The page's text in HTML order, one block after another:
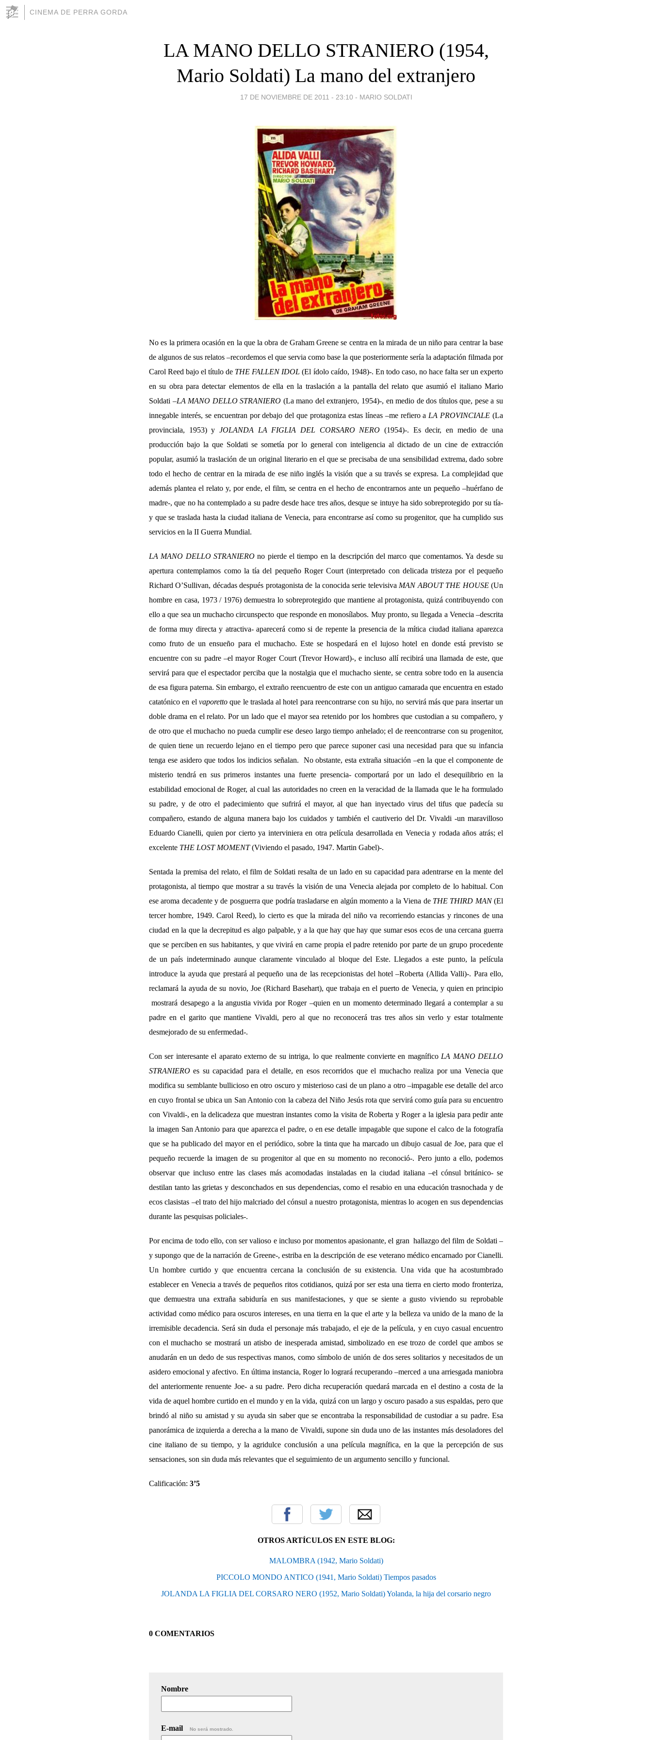
CINEMA DE PERRA GORDA
LA MANO DELLO STRANIERO (1954,
Mario Soldati) La mano del extranjero
17 DE NOVIEMBRE DE 2011 - 23:10 - MARIO SOLDATI
No es la primera ocasión en la que la obra de Graham Greene se centra en la mirada de un niño para centrar la base
de algunos de sus relatos –recordemos el que servia como base la que posteriormente sería la adaptación filmada por
Carol Reed bajo el título de THE FALLEN IDOL(El ídolo caído, 1948)-. En todo caso, no hace falta ser un experto
en su obra para detectar elementos de ella en la traslación a la pantalla del relato que asumió el italiano Mario
Soldati –LA MANO DELLO STRANIERO (La mano del extranjero, 1954)-, en medio de dos títulos que, pese a su
innegable interés, se encuentran por debajo del que protagoniza estas líneas –me refiero a LA PROVINCIALE (La
provinciala, 1953) y JOLANDA LA FIGLIA DEL CORSARO NERO (1954)-. Es decir, en medio de una
producción bajo la que Soldati se sometía por lo general con inteligencia al dictado de un cine de extracción
popular, asumió la traslación de un original literario en el que se precisaba de una sensibilidad extrema, dado sobre
todo el hecho de centrar en la mirada de ese niño inglés la visión que a su través se expresa. La complejidad que
además plantea el relato y, por ende, el film, se centra en el hecho de encontrarnos ante un pequeño –huérfano de
madre-, que no ha contemplado a su padre desde hace tres años, desque se intuye ha sido sobreprotegido por su tía-
y que se traslada hasta la ciudad italiana de Venecia, para encontrarse así como su progenitor, que ha cumplido sus
servicios en la II Guerra Mundial.
LA MANO DELLO STRANIERO no pierde el tiempo en la descripción del marco que comentamos. Ya desde su
apertura contemplamos como la tía del pequeño Roger Court (interpretado con delicada tristeza por el pequeño
Richard O’Sullivan, décadas después protagonista de la conocida serie televisiva MAN ABOUT THE HOUSE(Un
hombre en casa, 1973 / 1976) demuestra lo sobreprotegido que mantiene al protagonista, quizá contribuyendo con
ello a que sea un muchacho circunspecto que responde en monosílabos. Muy pronto, su llegada a Venecia –descrita
de forma muy directa y atractiva- aparecerá como si de repente la presencia de la mítica ciudad italiana aparezca
como fruto de un ensueño para el muchacho. Este se hospedará en el lujoso hotel en donde está previsto se
encuentre con su padre –el mayor Roger Court (Trevor Howard)-, e incluso allí recibirá una llamada de este, que
servirá para que el espectador perciba que la nostalgia que el muchacho siente, se centra sobre todo en la ausencia
de esa figura paterna. Sin embargo, el extraño reencuentro de este con un antiguo camarada que encuentra en estado
catatónico en el vaporettoque le traslada al hotel para reencontrarse con su hijo, no servirá más que para insertar un
doble drama en el relato. Por un lado que el mayor sea retenido por los hombres que custodian a su compañero, y
de otro que el muchacho no pueda cumplir ese deseo largo tiempo anhelado; el de reencontrarse con su progenitor,
de quien tiene un recuerdo lejano en el tiempo pero que parece suponer casi una necesidad para que su infancia
tenga ese asidero que todos los indicios señalan. No obstante, esta extraña situación –en la que el componente de
misterio tendrá en sus primeros instantes una fuerte presencia- comportará por un lado el desequilibrio en la
estabilidad emocional de Roger, al cual las autoridades no creen en la veracidad de la llamada que le ha formulado
su padre, y de otro el padecimiento que sufrirá el mayor, al que han inyectado virus del tifus que padecía su
compañero, estando de alguna manera bajo los cuidados y también el cautiverio del Dr. Vivaldi -un maravilloso
Eduardo Cianelli, quien por cierto ya interviniera en otra película desarrollada en Venecia y rodada años atrás; el
excelente THE LOST MOMENT(Viviendo el pasado, 1947. Martin Gabel)-.
Sentada la premisa del relato, el film de Soldati resalta de un lado en su capacidad para adentrarse en la mente del
protagonista, al tiempo que mostrar a su través la visión de una Venecia alejada por completo de lo habitual. Con
ese aroma decadente y de posguerra que podría trasladarse en algún momento a la Viena de THE THIRD MAN(El
tercer hombre, 1949. Carol Reed), lo cierto es que la mirada del niño va recorriendo estancias y rincones de una
ciudad en la que la decrepitud es algo palpable, y a la que hay que hay que sumar esos ecos de una cercana guerra
que se perciben en sus habitantes, y que vivirá en carne propia el padre retenido por parte de un grupo procedente
de un país indeterminado aunque claramente vinculado al bloque del Este. Llegados a este punto, la película
introduce la ayuda que prestará al pequeño una de las recepcionistas del hotel –Roberta (Allida Valli)-. Para ello,
reclamará la ayuda de su novio, Joe (Richard Basehart), que trabaja en el puerto de Venecia, y quien en principio
mostrará desapego a la angustia vivida por Roger –quien en un momento determinado llegará a contemplar a su
padre en el garito que mantiene Vivaldi, pero al que no reconocerá tras tres años sin verlo y estar totalmente
desmejorado de su enfermedad-.
Con ser interesante el aparato externo de su intriga, lo que realmente convierte en magnífico LA MANO DELLO
STRANIEROes su capacidad para el detalle, en esos recorridos que el muchacho realiza por una Venecia que
modifica su semblante bullicioso en otro oscuro y misterioso casi de un plano a otro –impagable ese detalle del arco
en cuyo frontal se ubica un San Antonio con la cabeza del Niño Jesús rota que servirá como guía para su encuentro
con Vivaldi-, en la delicadeza que muestran instantes como la visita de Roberta y Roger a la iglesia para pedir ante
la imagen San Antonio para que aparezca el padre, o en ese detalle impagable que supone el calco de la fotografía
que se ha publicado del mayor en el periódico, sobre la tinta que ha marcado un dibujo casual de Joe, para que el
pequeño recuerde la imagen de su progenitor al que en su momento no reconoció-. Pero junto a ello, podemos
observar que incluso entre las clases más acomodadas instaladas en la ciudad italiana –el cónsul británico- se
destilan tanto las grietas y desconchados en sus dependencias, como el resabio en una educación trasnochada y de
ecos clasistas –el trato del hijo malcriado del cónsul a nuestro protagonista, mientras lo acogen en sus dependencias
durante las pesquisas policiales-.
Por encima de todo ello, con ser valioso e incluso por momentos apasionante, el gran hallazgo del film de Soldati –
y supongo que de la narración de Greene-, estriba en la descripción de ese veterano médico encarnado por Cianelli.
Un hombre curtido y que encuentra cercana la conclusión de su existencia. Una vida que ha acostumbrado
establecer en Venecia a través de pequeños ritos cotidianos, quizá por ser esta una tierra en cierto modo fronteriza,
que demuestra una extraña sabiduría en sus manifestaciones, y que se siente a gusto viviendo su reprobable
actividad como médico para oscuros intereses, en una tierra en la que el arte y la belleza va unido de la mano de la
irremisible decadencia. Será sin duda el personaje más trabajado, el eje de la película, y en cuyo casual encuentro
con el muchacho se mostrará un atisbo de inesperada amistad, simbolizado en ese trozo de cordel que ambos se
anudarán en un dedo de sus respectivas manos, como símbolo de unión de dos seres solitarios y necesitados de un
asidero emocional y afectivo. En última instancia, Roger lo logrará recuperando –merced a una arriesgada maniobra
del anteriormente renuente Joe- a su padre. Pero dicha recuperación quedará marcada en el destino a costa de la
vida de aquel hombre curtido en el mundo y en la vida, quizá con un largo y oscuro pasado a sus espaldas, pero que
brindó al niño su amistad y su ayuda sin saber que se encontraba la responsabilidad de custodiar a su padre. Esa
panorámica de izquierda a derecha a la mano de Vivaldi, supone sin duda uno de las instantes más desoladores del
cine italiano de su tiempo, y la agridulce conclusión a una película magnífica, en la que la percepción de sus
sensaciones, son sin duda más relevantes que el seguimiento de un argumento sencillo y funcional.
Calificación: 3’5
OTROS ARTÍCULOS EN ESTE BLOG:
MALOMBRA (1942, Mario Soldati)
PICCOLO MONDO ANTICO (1941, Mario Soldati) Tiempos pasados
JOLANDA LA FIGLIA DEL CORSARO NERO (1952, Mario Soldati) Yolanda, la hija del corsario negro
0 COMENTARIOS
Nombre
E-mail No será mostrado.